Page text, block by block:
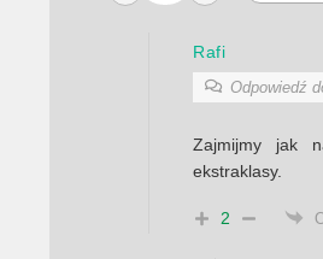
Rafi
Odpowiedź
Zajmijmy jak
ekstraklasy.
2